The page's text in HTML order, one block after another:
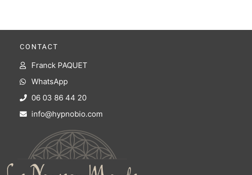
CONTACT
Franck PAQUET
WhatsApp
06 03 86 44 20
info@hypnobio.com